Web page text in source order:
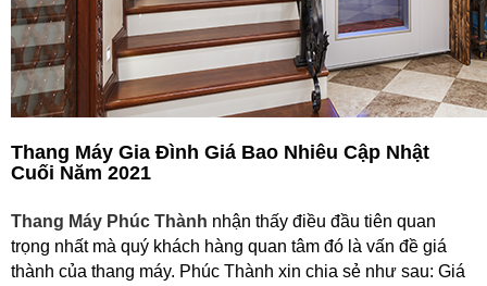
Thang Máy Gia Đình Giá Bao Nhiêu Cập Nhật
Cuối Năm 2021
Thang Máy Phúc Thành nhận thấy điều đầu tiên quan
trọng nhất mà quý khách hàng quan tâm đó là vấn đề giá
thành của thang máy. Phúc Thành xin chia sẻ như sau: Giá